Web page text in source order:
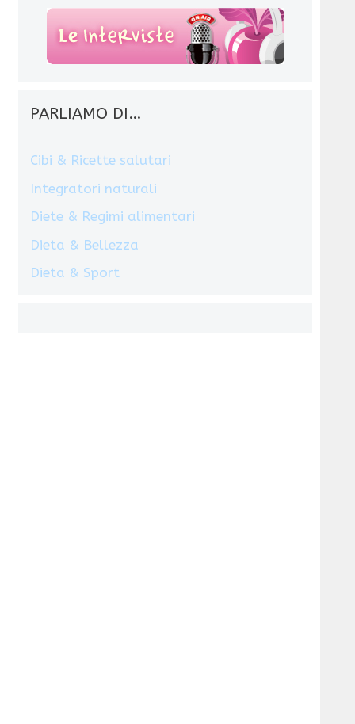
PARLIAMO DI…
Cibi & Ricette salutari
Integratori naturali
Diete & Regimi alimentari
Dieta & Bellezza
Dieta & Sport